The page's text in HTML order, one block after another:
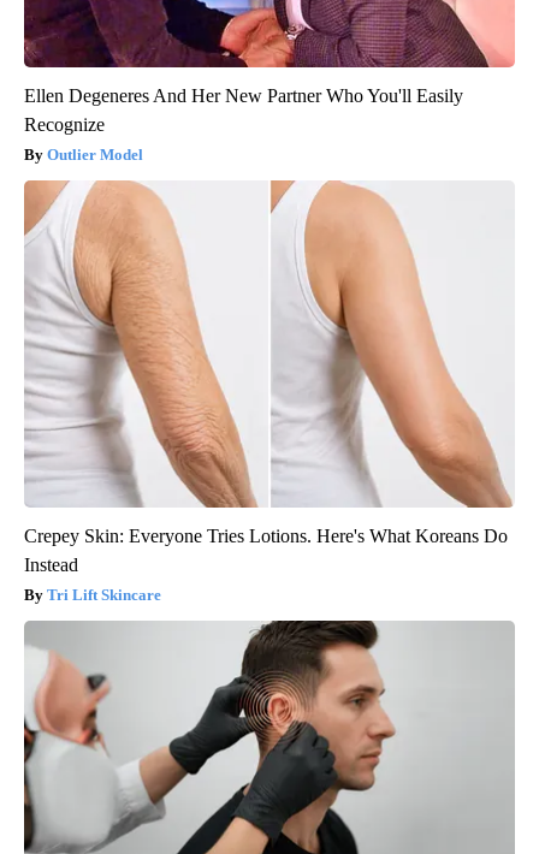
Ellen Degeneres And Her New Partner Who You'll Easily
Recognize
Outlier Model
Crepey Skin: Everyone Tries Lotions. Here's What Koreans Do
Instead
Tri Lift Skincare